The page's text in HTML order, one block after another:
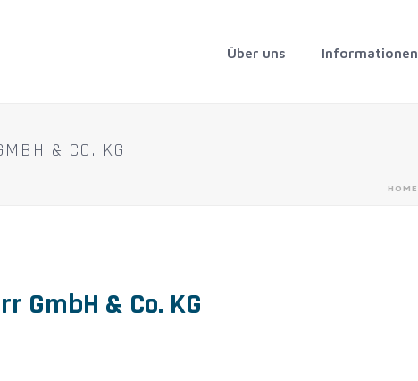
Über uns Informationen
& CO. KG
HOME
GmbH & Co. KG